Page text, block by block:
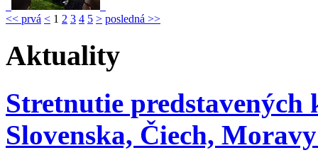
<< prvá < 1 2 3 4 5 > posledná >>
Aktuality
Stretnutie predstavených
Slovenska, Čiech,